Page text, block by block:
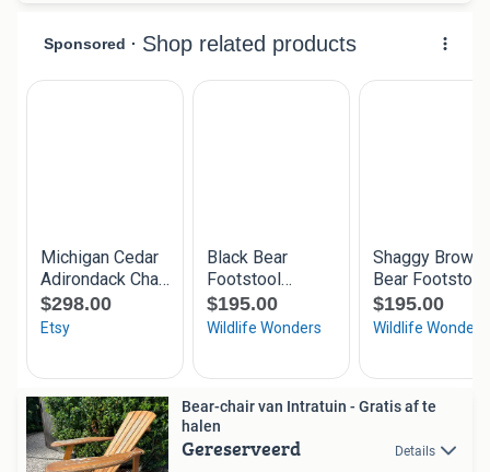
Bear-chair van Intratuin - Gratis af te
halen
Gereserveerd Details